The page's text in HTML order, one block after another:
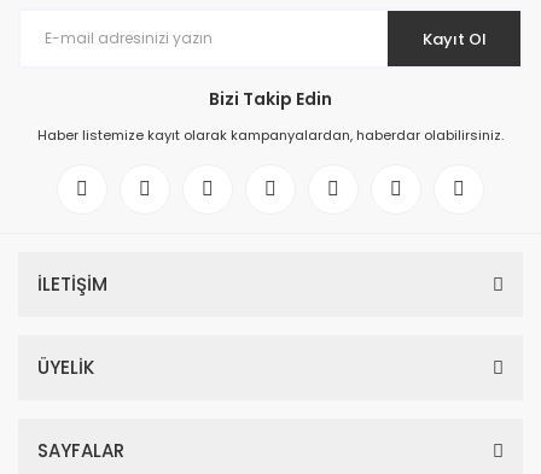
Kayıt Ol
Bizi Takip Edin
Haber listemize kayıt olarak kampanyalardan, haberdar olabilirsiniz.
İLETİŞİM
ÜYELİK
SAYFALAR